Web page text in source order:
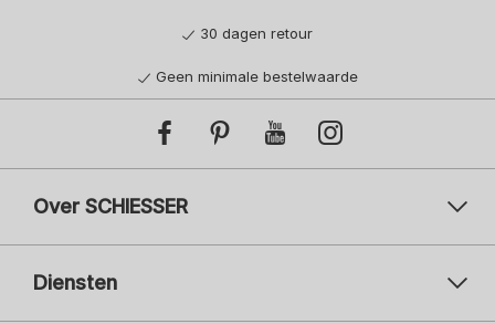
30 dagen retour
Geen minimale bestelwaarde
Over SCHIESSER
Diensten